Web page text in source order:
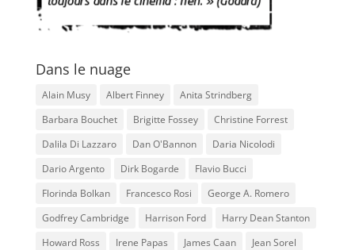
Dans le nuage
Alain Musy Albert Finney
Anita Strindberg
Barbara Bouchet
Brigitte Fossey
Christine Forrest
Dalila Di Lazzaro
Dan O'Bannon
Daria Nicolodi
Dario Argento
Dirk Bogarde
Flavio Bucci
Florinda Bolkan
Francesco Rosi
George A. Romero
Godfrey Cambridge
Harrison Ford
Harry Dean Stanton
Howard Ross
Irene Papas James Caan
Jean Sorel